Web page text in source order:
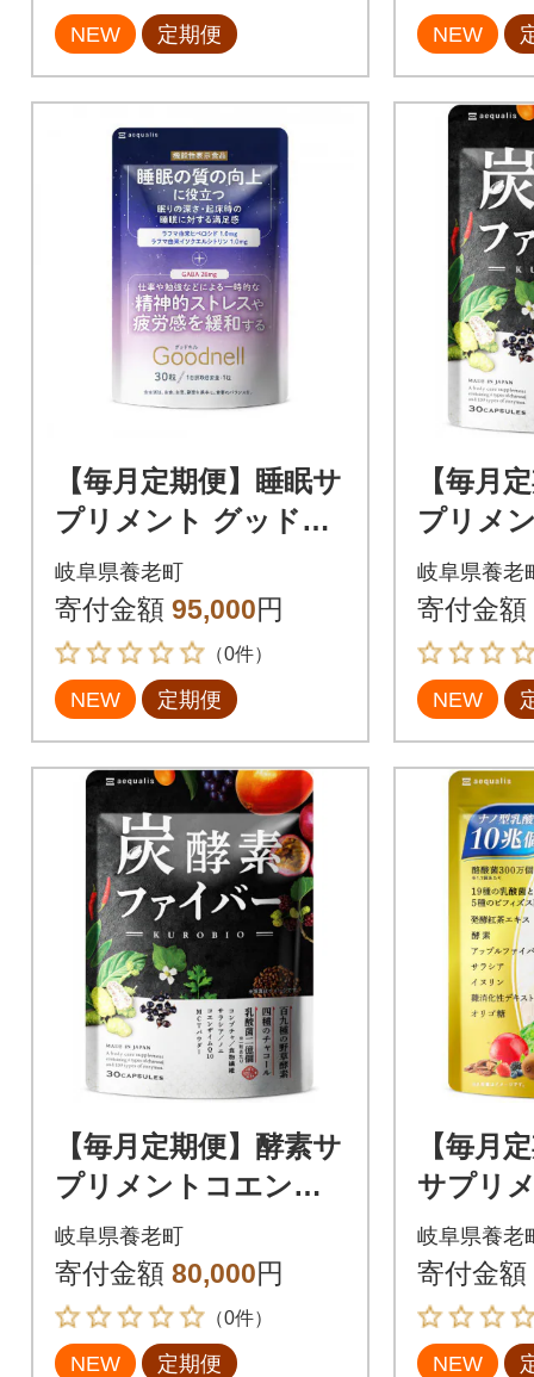
NEW 定期便 NEW
【毎月定期便】睡眠サ
プリメント グッドネ
ル 機能性表示食品ラ
フマGABA180日(180
粒)全4回
岐阜県養老町
寄付金額 95,000円
（0件）
NEW 定期便
【毎月
プリメ
イム
バー
粒全4回
岐阜県養老
寄付金額
NEW
【毎月定期便】酵素サ
プリメントコエンザ
イムQ10炭酵素ファイ
バーKUROBIO180日1
80粒全4回
岐阜県養老町
寄付金額 80,000円
（0件）
NEW 定期便
【毎月
サプリ
乳酸菌
ズス菌
きり90
岐阜県養老
寄付金額
NEW